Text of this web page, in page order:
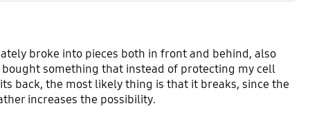
broke into pieces both in front and behind, also
something that instead of protecting my cell
back, the most likely thing is that it breaks, since the
increases the possibility.